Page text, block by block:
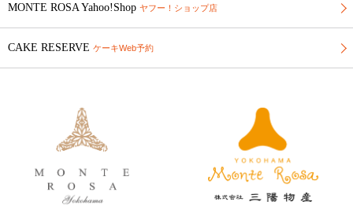
MONTE ROSA Yahoo!Shop ヤフー！ショップ店
CAKE RESERVE ケーキWeb予約